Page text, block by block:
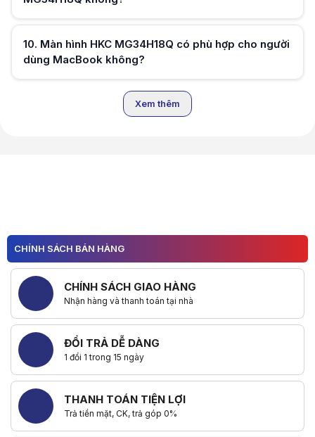
Hữu ích (0)
10. Màn hình HKC MG34H18Q có phù hợp cho người
dùng MacBook không?
Xem thêm
CHÍNH SÁCH BÁN HÀNG
CHÍNH SÁCH GIAO HÀNG
Nhận hàng và thanh toán tại nhà
ĐỔI TRẢ DỄ DÀNG
1 đổi 1 trong 15 ngày
THANH TOÁN TIỆN LỢI
Trả tiền mặt, CK, trả góp 0%